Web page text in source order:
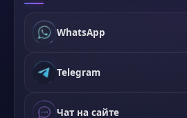
WhatsApp
Telegram
Чат на сайте